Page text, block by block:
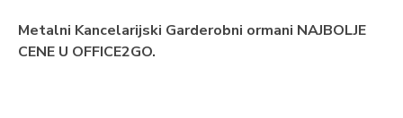
Metalni Kancelarijski Garderobni ormani NAJBOLJE
CENE U OFFICE2GO.